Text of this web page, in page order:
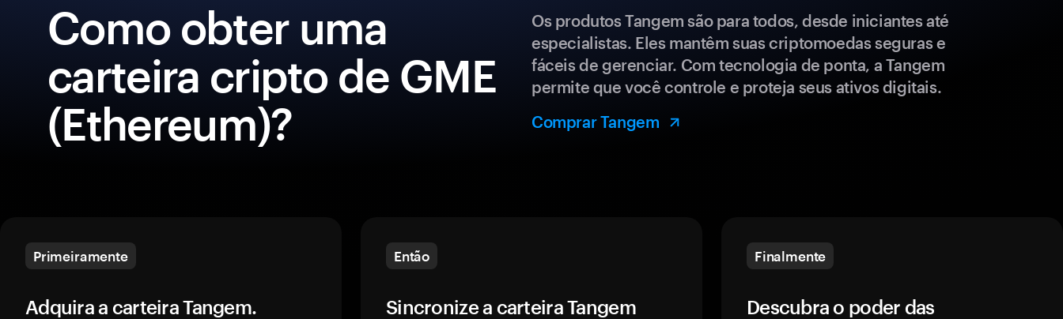
Como obter uma
carteira cripto de GME
(Ethereum)?
Os produtos Tangem são para todos, desde iniciantes até
especialistas. Eles mantêm suas criptomoedas seguras e
fáceis de gerenciar. Com tecnologia de ponta, a Tangem
permite que você controle e proteja seus ativos digitais.
Comprar Tangem
Primeiramente
Adquira a carteira Tangem.
Então
Sincronize a carteira Tangem
Finalmente
Descubra o poder das